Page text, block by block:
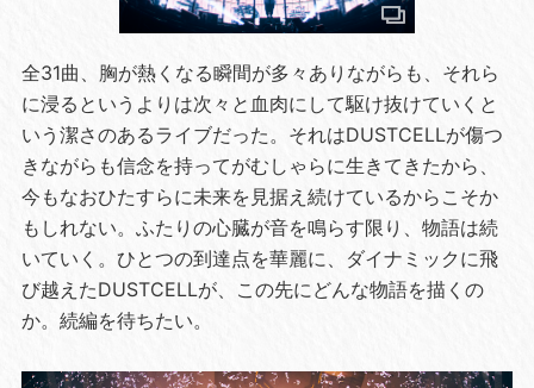
全31曲、胸が熱くなる瞬間が多々ありながらも、それら
に浸るというよりは次々と血肉にして駆け抜けていくと
いう潔さのあるライブだった。それはDUSTCELLが傷つ
きながらも信念を持ってがむしゃらに生きてきたから、
今もなおひたすらに未来を見据え続けているからこそか
もしれない。ふたりの心臓が音を鳴らす限り、物語は続
いていく。ひとつの到達点を華麗に、ダイナミックに飛
び越えたDUSTCELLが、この先にどんな物語を描くの
か。続編を待ちたい。